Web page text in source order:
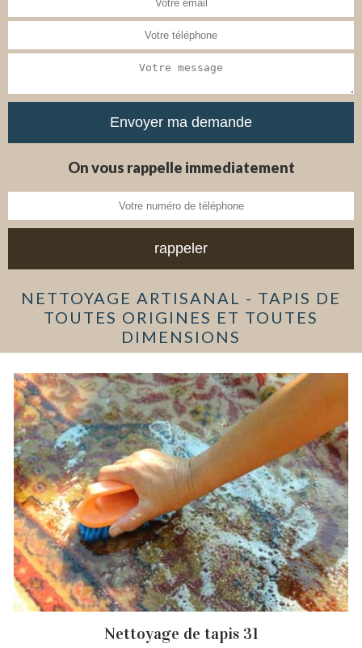
On vous rappelle immediatement
NETTOYAGE ARTISANAL - TAPIS DE
TOUTES ORIGINES ET TOUTES
DIMENSIONS
Nettoyage de tapis 31